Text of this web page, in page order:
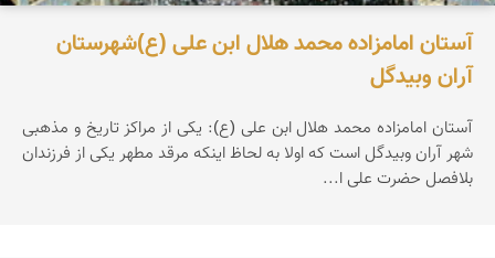
آستان امامزاده محمد هلال ابن علی (ع)شهرستان
آران وبیدگل
آستان امامزاده محمد هلال ابن علی (ع): یكی از مراكز تاریخ و مذهبی
شهر آران وبیدگل است كه اولا به لحاظ اینكه مرقد مطهر یكی از فرزندان
بلافصل حضرت علی ا...